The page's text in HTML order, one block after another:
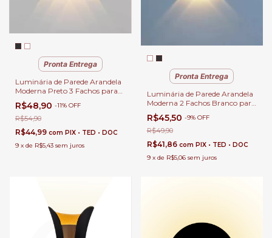
Pronta Entrega
Luminária de Parede Arandela
Moderna Preto 3 Fachos para
Área Externa de Casas
R$48,90 -11% OFF
R$54,90
R$44,99 com PIX • TED • DOC
9 x de R$5,43 sem juros
Pronta Entrega
Luminária de Parede Arandela
Moderna 2 Fachos Branco para
Área Externa de Casas
R$45,50 -9% OFF
R$49,90
R$41,86 com PIX • TED • DOC
9 x de R$5,06 sem juros